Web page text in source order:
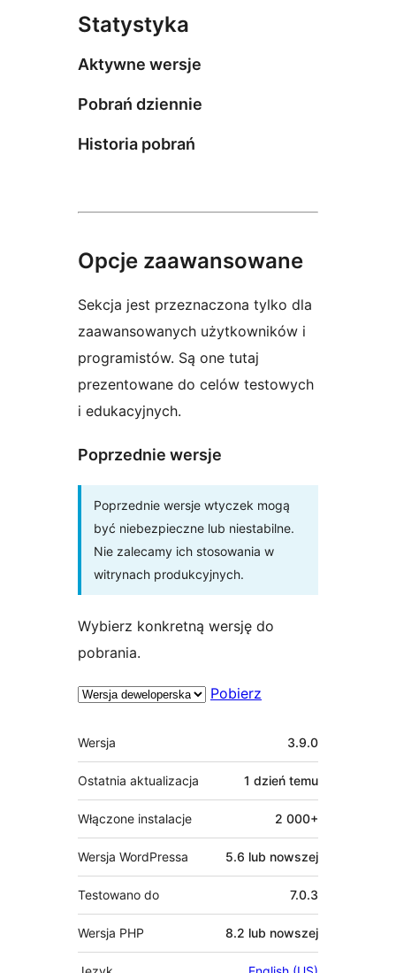
Statystyka
Aktywne wersje
Pobrań dziennie
Historia pobrań
Opcje zaawansowane
Sekcja jest przeznaczona tylko dla
zaawansowanych użytkowników i
programistów. Są one tutaj
prezentowane do celów testowych
i edukacyjnych.
Poprzednie wersje
Poprzednie wersje wtyczek mogą
być niebezpieczne lub niestabilne.
Nie zalecamy ich stosowania w
witrynach produkcyjnych.
Wybierz konkretną wersję do
pobrania.
Pobierz
Meta
Wersja 3.9.0
Ostatnia aktualizacja 1 dzień temu
Włączone instalacje 2 000+
Wersja WordPressa 5.6 lub nowszej
Testowano do 7.0.3
Wersja PHP 8.2 lub nowszej